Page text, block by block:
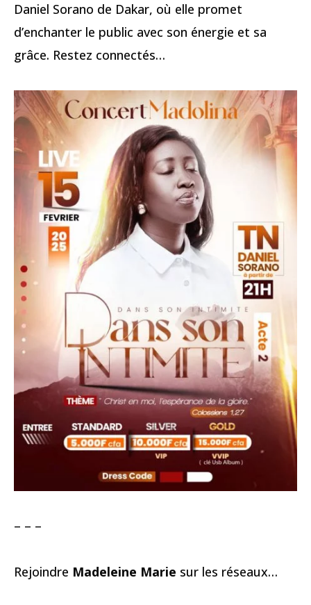
Daniel Sorano de Dakar, où elle promet
d’enchanter le public avec son énergie et sa
grâce. Restez connectés…
– – –
Rejoindre Madeleine Marie sur les réseaux…